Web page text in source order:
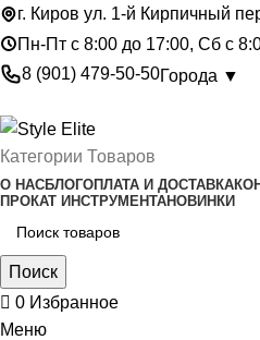
г. Киров ул. 1-й Кирпичный
Пн-Пт с 8:00 до 17:00, Сб с
8 (901) 479-50-50Города ▼
Категории Товаров
О НАСБЛОГОПЛАТА И ДОСТАВКА
ПРОКАТ ИНСТРУМЕНТАНОВИНКИ
Поиск
0 Избранное
Меню